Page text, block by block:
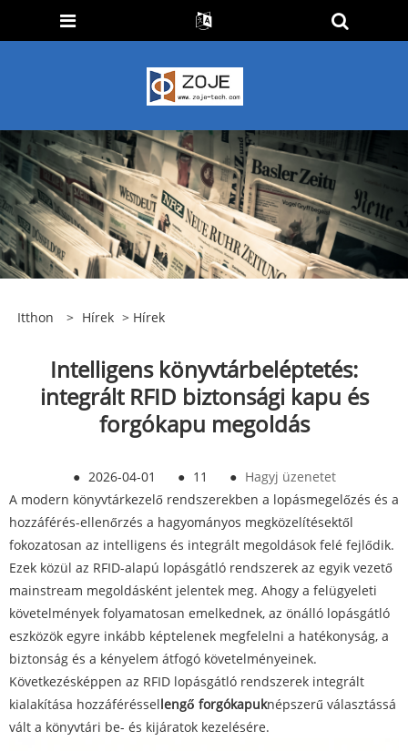
Itthon > Hírek > Hírek
Intelligens könyvtárbeléptetés:
integrált RFID biztonsági kapu és
forgókapu megoldás
● 2026-04-01 ● 11 ● Hagyj üzenetet
A modern könyvtárkezelő rendszerekben a lopásmegelőzés és a
hozzáférés-ellenőrzés a hagyományos megközelítésektől
fokozatosan az intelligens és integrált megoldások felé fejlődik.
Ezek közül az RFID-alapú lopásgátló rendszerek az egyik vezető
mainstream megoldásként jelentek meg. Ahogy a felügyeleti
követelmények folyamatosan emelkednek, az önálló lopásgátló
eszközök egyre inkább képtelenek megfelelni a hatékonyság, a
biztonság és a kényelem átfogó követelményeinek.
Következésképpen az RFID lopásgátló rendszerek integrált
kialakítása hozzáféréssellengő forgókapuknépszerű választássá
vált a könyvtári be- és kijáratok kezelésére.